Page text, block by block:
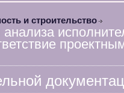
и строительство